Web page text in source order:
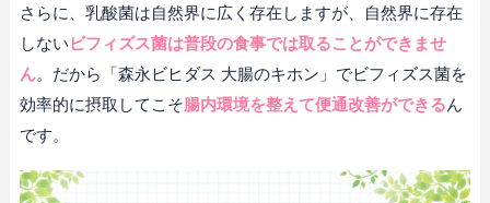
さらに、乳酸菌は自然界に広く存在しますが、自然界に存在
しない ビフィズス菌は普段の食事では取ることができませ
ん。だから「森永ビヒダス 大腸のキホン」でビフィズス菌を
効率的に摂取してこそ腸内環境を整えて便通改善ができるん
です。